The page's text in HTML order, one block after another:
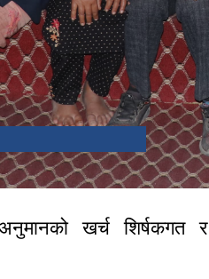
खर्च शिर्षकगत र